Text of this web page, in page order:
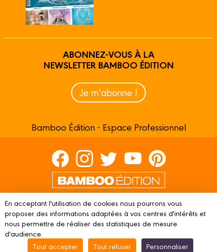
ABONNEZ-VOUS À LA
NEWSLETTER BAMBOO ÉDITION
Je m'abonne !
Bamboo Édition - Espace Professionnel
Contactez-nous
Devenir partenaire
© 2023 BAMBOO ÉDITION Mentions légales Conditions
En acceptant l'utilisation de cookies nous pourrons vous
proposer des informations adaptées à vos centres d'intérêts et
nous permettre de réaliser des statistiques de mesure
d'audience.
Tout accepter
Tout refuser Personnaliser